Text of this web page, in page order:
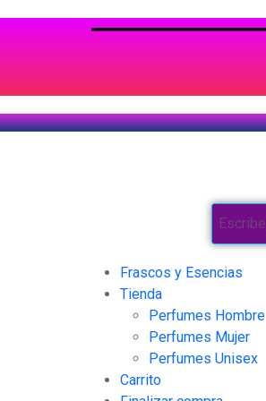
Frascos y Esencias
Tienda
Perfumes Hombre
Perfumes Mujer
Perfumes Unisex
Carrito